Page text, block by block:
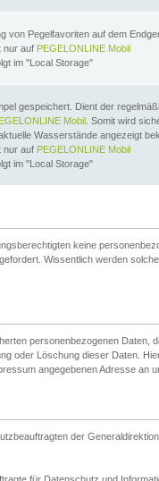
von Pegelfavoriten auf dem
nur auf PEGELONLINE Mobil
im "Local Storage"
gespeichert. Dient der
Mobil . Somit wird
Wasserstände angezeigt
nur auf PEGELONLINE Mobil
im "Local Storage"
keine
Wissentlich werden
personenbezogenen Daten,
oder Löschung dieser Daten.
angegebenen Adresse an
der